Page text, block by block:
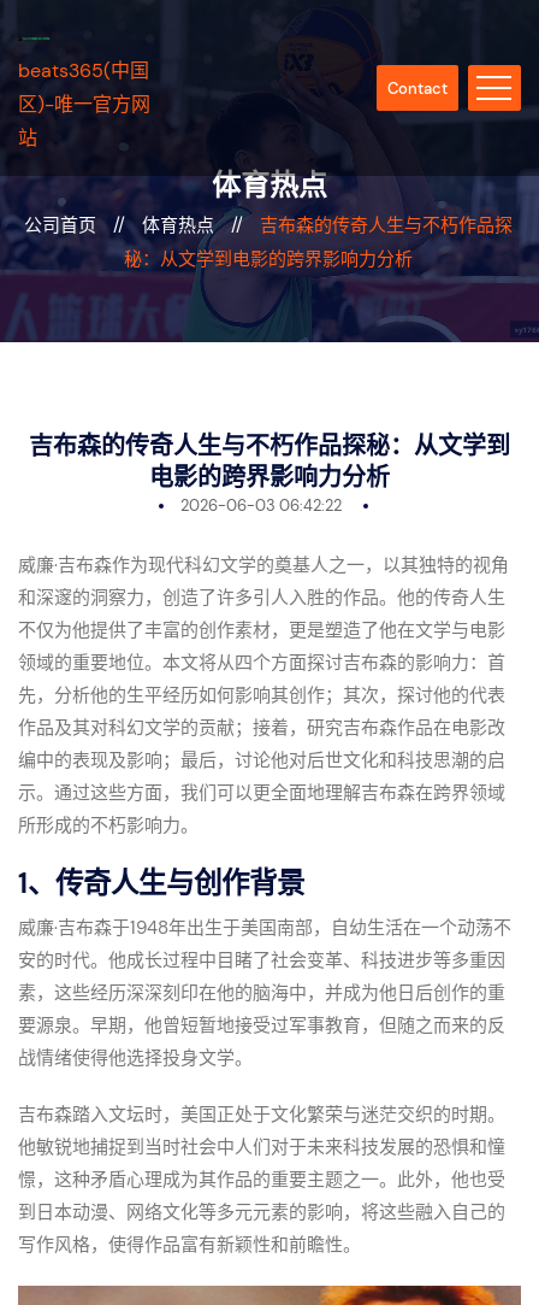
beats365(中国
区)-唯一官方网
站
Contact
体育热点
公司首页 // 体育热点 //
吉布森的传奇人生与不朽作品探
秘：从文学到电影的跨界影响力分析
吉布森的传奇人生与不朽作品探秘：从文学到
电影的跨界影响力分析
2026-06-03 06:42:22
威廉·吉布森作为现代科幻文学的奠基人之一，以其独特的视角
和深邃的洞察力，创造了许多引人入胜的作品。他的传奇人生
不仅为他提供了丰富的创作素材，更是塑造了他在文学与电影
领域的重要地位。本文将从四个方面探讨吉布森的影响力：首
先，分析他的生平经历如何影响其创作；其次，探讨他的代表
作品及其对科幻文学的贡献；接着，研究吉布森作品在电影改
编中的表现及影响；最后，讨论他对后世文化和科技思潮的启
示。通过这些方面，我们可以更全面地理解吉布森在跨界领域
所形成的不朽影响力。
1、传奇人生与创作背景
威廉·吉布森于1948年出生于美国南部，自幼生活在一个动荡不
安的时代。他成长过程中目睹了社会变革、科技进步等多重因
素，这些经历深深刻印在他的脑海中，并成为他日后创作的重
要源泉。早期，他曾短暂地接受过军事教育，但随之而来的反
战情绪使得他选择投身文学。
吉布森踏入文坛时，美国正处于文化繁荣与迷茫交织的时期。
他敏锐地捕捉到当时社会中人们对于未来科技发展的恐惧和憧
憬，这种矛盾心理成为其作品的重要主题之一。此外，他也受
到日本动漫、网络文化等多元元素的影响，将这些融入自己的
写作风格，使得作品富有新颖性和前瞻性。